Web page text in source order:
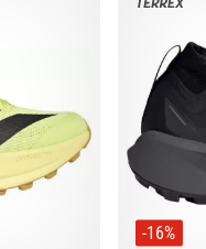
-16%